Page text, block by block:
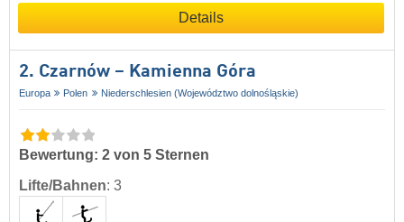
Details
2. Czarnów – Kamienna Góra
Europa Polen Niederschlesien (Województwo dolnośląskie)
Bewertung: 2 von 5 Sternen
Lifte/Bahnen: 3